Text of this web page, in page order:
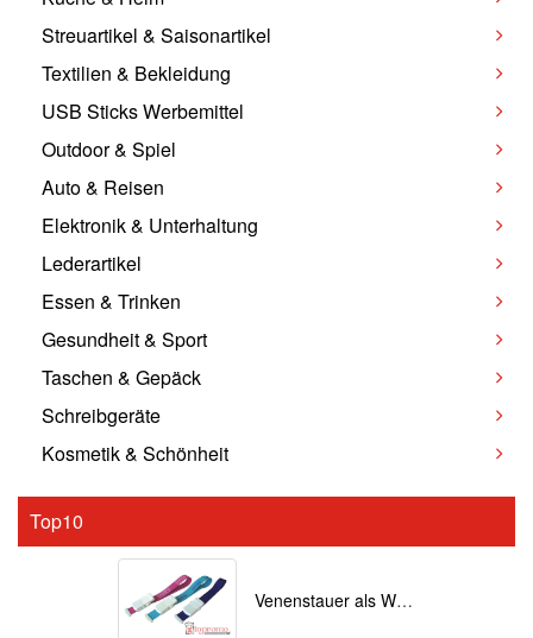
Streuartikel & Saisonartikel
Textilien & Bekleidung
USB Sticks Werbemittel
Outdoor & Spiel
Auto & Reisen
Elektronik & Unterhaltung
Lederartikel
Essen & Trinken
Gesundheit & Sport
Taschen & Gepäck
Schreibgeräte
Kosmetik & Schönheit
Top10
Venenstauer als Werbemittel bedrucken